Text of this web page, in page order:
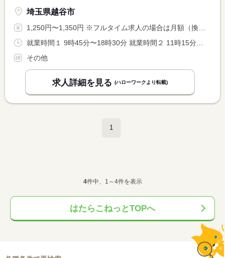
埼玉県越谷市
1,250円〜1,350円 ※フルタイム求人の場合は月額（換算額）、パート求人の場合は時間額を表示しています。
その他
求人詳細を見る (ハローワークより転載)
1
4件中、1～4件を表示
はたらこねっとTOPへ